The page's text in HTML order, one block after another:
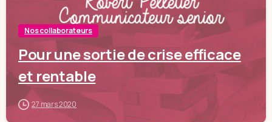
Nos collaborateurs
Pour une sortie de crise efficace
et rentable
27 mars 2020